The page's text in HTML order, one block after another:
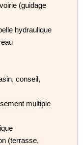
(guidage
hydraulique
conseil,
multiple
(terrasse,